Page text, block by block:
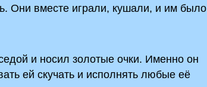
Они вместе играли, кушали, и им было
и носил золотые очки. Именно он
ей скучать и исполнять любые её